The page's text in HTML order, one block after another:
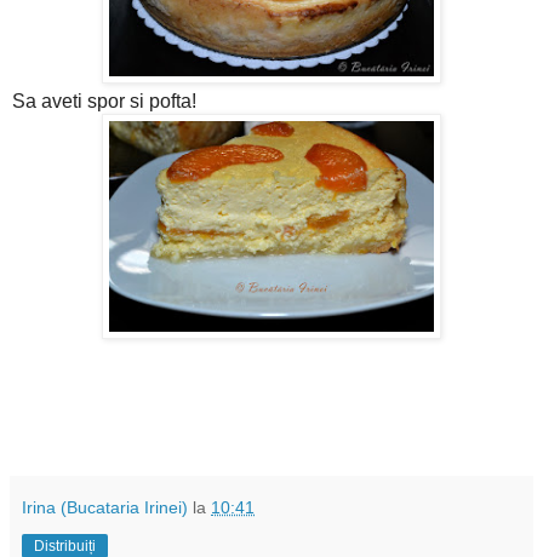
Sa aveti spor si pofta!
Irina (Bucataria Irinei) la 10:41
Distribuiți